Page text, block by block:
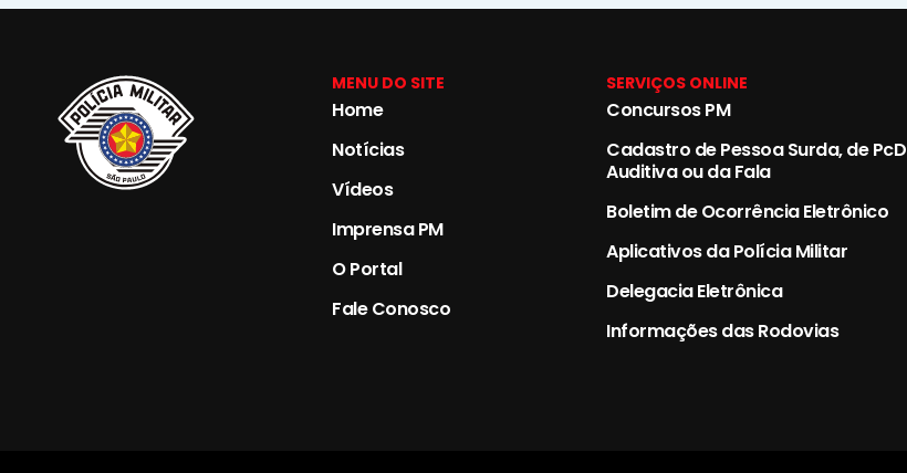
MENU DO SITE
Home
Notícias
Vídeos
Imprensa PM
O Portal
Fale Conosco
SERVIÇOS ONLINE
Concursos PM
Cadastro de Pessoa Surda, de PcD
Auditiva ou da Fala
Boletim de Ocorrência Eletrônico
Aplicativos da Polícia Militar
Delegacia Eletrônica
Informações das Rodovias